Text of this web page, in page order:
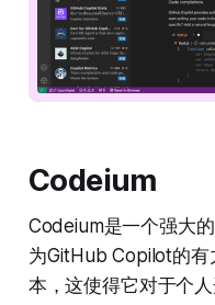
Codeium
Codeium是一个强大
为GitHub Copilot的有
本，这使得它对于个